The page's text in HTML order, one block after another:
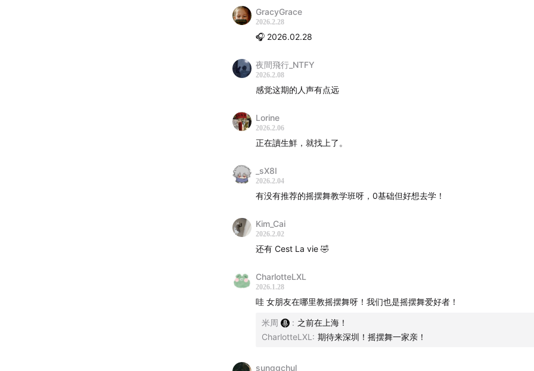
Playlist of the Show:
07:54 La Vie en Rose – Edith Piaf
Demain – Edith Piaf
33:45 Hymne a L’amour – Edith Piaf
Non, Je Ne Regrette Rien – Edith Piaf
43:34 L’homme de Berlin – Edith Piaf
Sous le Ciel de Paris – Edith Piaf & Django Reinhardt
GracyGrace
2026.2.28
🎧 2026.02.28
夜間飛行_NTFY
2026.2.08
感觉这期的人声有点远
Lorine
2026.2.06
正在讀生鮮，就找上了。
_sX8I
2026.2.04
有没有推荐的摇摆舞教学班呀，0基础但好想去学！
Kim_Cai
2026.2.02
还有 Cest La vie 🤣
CharlotteLXL
2026.1.28
哇 女朋友在哪里教摇摆舞呀！我们也是摇摆舞爱好者！
米周 : 之前在上海！
CharlotteLXL : 期待来深圳！摇摆舞一家亲！
sunggchul